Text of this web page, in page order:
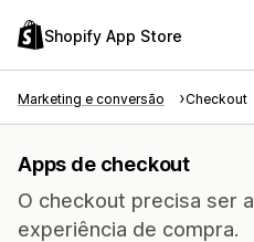
Shopify App Store
Marketing e conversão Checkout
Apps de checkout
O checkout precisa ser
experiência de compra.